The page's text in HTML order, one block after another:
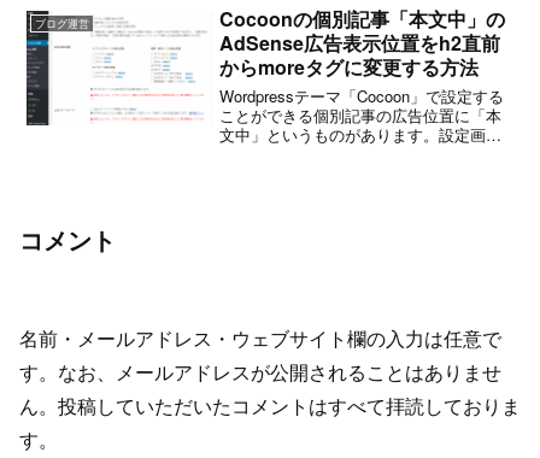
Akismetはあくまで投稿されたコメントの
内容...
ブログ運営
Cocoonの個別記事「本文中」の
AdSense広告表示位置をh2直前
からmoreタグに変更する方法
Wordpressテーマ「Cocoon」で設定する
ことができる個別記事の広告位置に「本
文中」というものがあります。設定画面
コメント
名前・メールアドレス・ウェブサイト欄の入力は任意で
す。なお、メールアドレスが公開されることはありませ
ん。投稿していただいたコメントはすべて拝読しておりま
す。